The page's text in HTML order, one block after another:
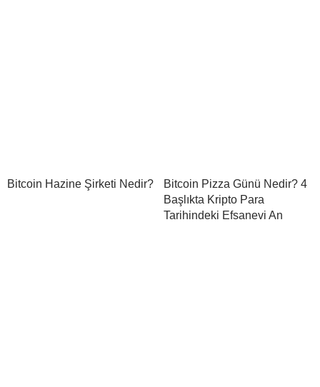
Bitcoin Hazine Şirketi Nedir?
Bitcoin Pizza Günü Nedir? 4
Başlıkta Kripto Para
Tarihindeki Efsanevi An